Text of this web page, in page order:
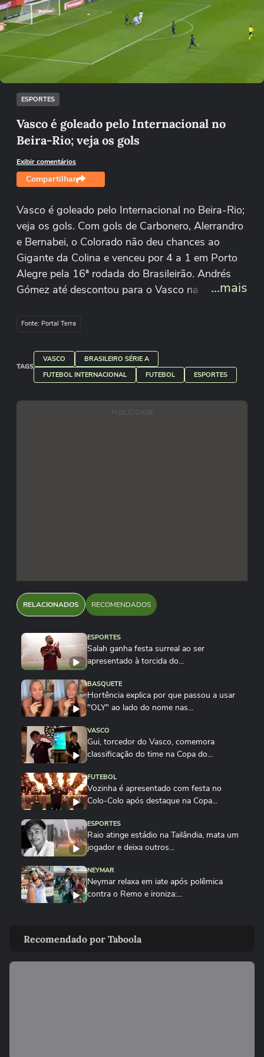
Não foi possível reproduzir o vídeo
Tentar novamente
ESPORTES
Vasco é goleado pelo Internacional no
Beira-Rio; veja os gols
Exibir comentários
Compartilhar
Vasco é goleado pelo Internacional no Beira-Rio;
veja os gols. Com gols de Carbonero, Alerrandro
e Bernabei, o Colorado não deu chances ao
Gigante da Colina e venceu por 4 a 1 em Porto
Alegre pela 16ª rodada do Brasileirão. Andrés
Gómez até descontou para o Vasco na etapa
continua sem vencer como visitante, agora com
Amazon Prime
...mais
Fonte: Portal Terra
TAGS
VASCO
BRASILEIRO SÉRIE A
FUTEBOL INTERNACIONAL
FUTEBOL ESPORTES
PUBLICIDADE
RELACIONADOS RECOMENDADOS
ESPORTES
Salah ganha festa surreal ao ser
apresentado à torcida do...
BASQUETE
Hortência explica por que passou a usar
"OLY" ao lado do nome nas...
VASCO
Gui, torcedor do Vasco, comemora
classificação do time na Copa do...
FUTEBOL
Vozinha é apresentado com festa no
Colo-Colo após destaque na Copa...
ESPORTES
Raio atinge estádio na Tailândia, mata um
jogador e deixa outros...
NEYMAR
Neymar relaxa em iate após polêmica
contra o Remo e ironiza:...
polêmica de Marllon do Remo
NEYMAR
Recomendado por Taboola